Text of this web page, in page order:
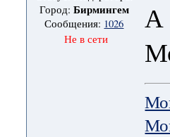
Город: Бирмингем
Сообщения: 1026
Не в сети
А